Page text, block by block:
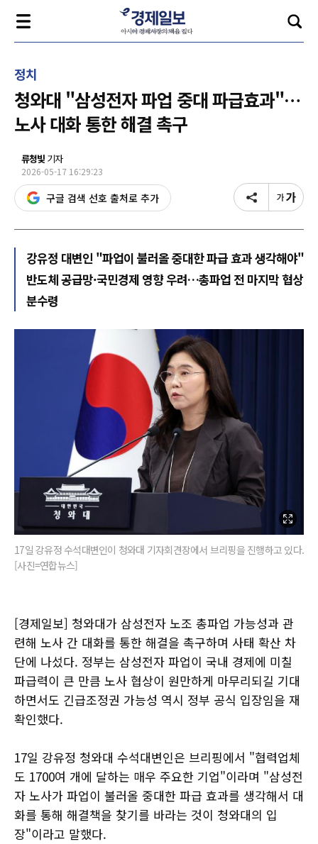
정치
청와대 "삼성전자 파업 중대 파급효과"…
노사 대화 통한 해결 촉구
류청빛 기자
2026-05-17 16:29:23
구글 검색 선호 출처로 추가
강유정 대변인 "파업이 불러올 중대한 파급 효과 생각해야"
반도체 공급망·국민경제 영향 우려…총파업 전 마지막 협상
분수령
17일 강유정 수석대변인이 청와대 기자회견장에서 브리핑을 진행하고 있다.
[사진=연합뉴스]
[경제일보] 청와대가 삼성전자 노조 총파업 가능성과 관
련해 노사 간 대화를 통한 해결을 촉구하며 사태 확산 차
단에 나섰다. 정부는 삼성전자 파업이 국내 경제에 미칠
파급력이 큰 만큼 노사 협상이 원만하게 마무리되길 기대
하면서도 긴급조정권 가능성 역시 정부 공식 입장임을 재
확인했다.
17일 강유정 청와대 수석대변인은 브리핑에서 "협력업체
도 1700여 개에 달하는 매우 주요한 기업"이라며 "삼성전
자 노사가 파업이 불러올 중대한 파급 효과를 생각해서 대
화를 통해 해결책을 찾기를 바라는 것이 청와대의 입
장"이라고 말했다.